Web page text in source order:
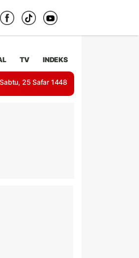
TV INDEKS
| Sabtu, 25 Safar 1448